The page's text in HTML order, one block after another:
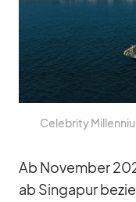
Ce­le­brity
Ab No­vem­ber
ab Sin­ga­pur